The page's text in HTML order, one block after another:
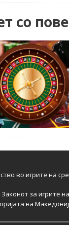
со
во игрите на
Законот за игрите
на